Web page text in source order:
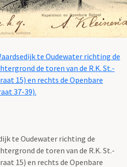
te Oudewater richting de
de toren van de R.K. St.-
15) en rechts de Openbare
37-39).
te Oudewater richting de
de toren van de R.K. St.-
15) en rechts de Openbare